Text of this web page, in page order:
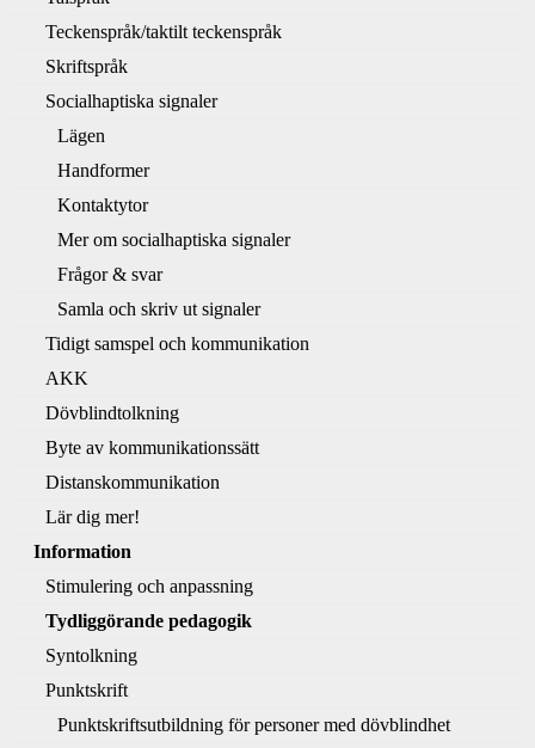
Teckenspråk/taktilt teckenspråk
Skriftspråk
Socialhaptiska signaler
Lägen
Handformer
Kontaktytor
Mer om socialhaptiska signaler
Frågor & svar
Samla och skriv ut signaler
Tidigt samspel och kommunikation
AKK
Dövblindtolkning
Byte av kommunikationssätt
Distanskommunikation
Lär dig mer!
Information
Stimulering och anpassning
Tydliggörande pedagogik
Syntolkning
Punktskrift
Punktskriftsutbildning för personer med dövblindhet